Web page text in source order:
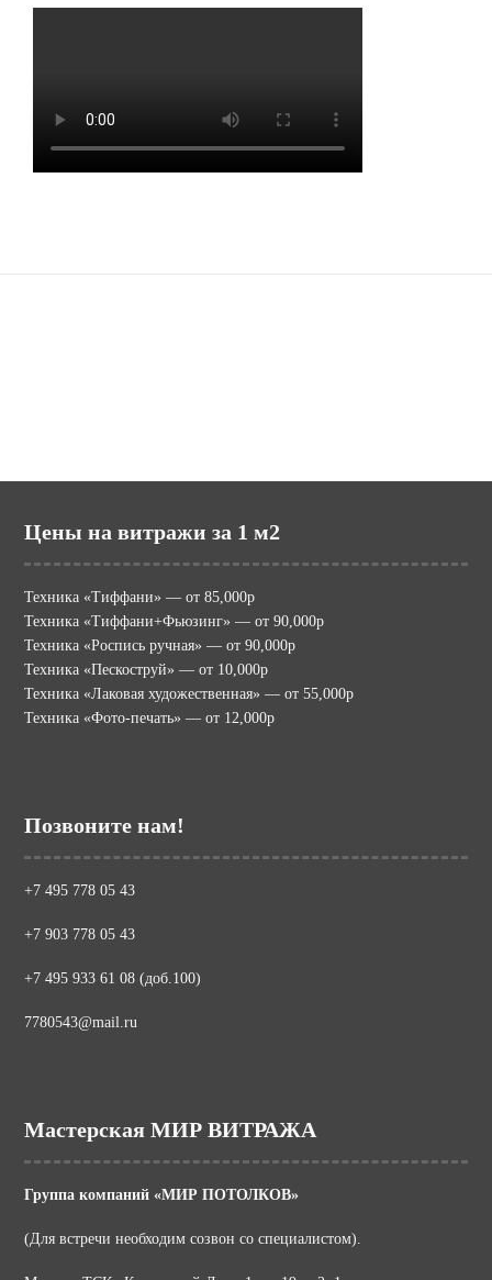
Цены на витражи за 1 м2
Техника «Тиффани» — от 85,000р
Техника «Тиффани+Фьюзинг» — от 90,000р
Техника «Роспись ручная» — от 90,000р
Техника «Пескоструй» — от 10,000р
Техника «Лаковая художественная» — от 55,000р
Техника «Фото-печать» — от 12,000р
Позвоните нам!
+7 495 778 05 43
+7 903 778 05 43
+7 495 933 61 08 (доб.100)
7780543@mail.ru
Мастерская МИР ВИТРАЖА
Группа компаний «МИР ПОТОЛКОВ»
(Для встречи необходим созвон со специалистом).